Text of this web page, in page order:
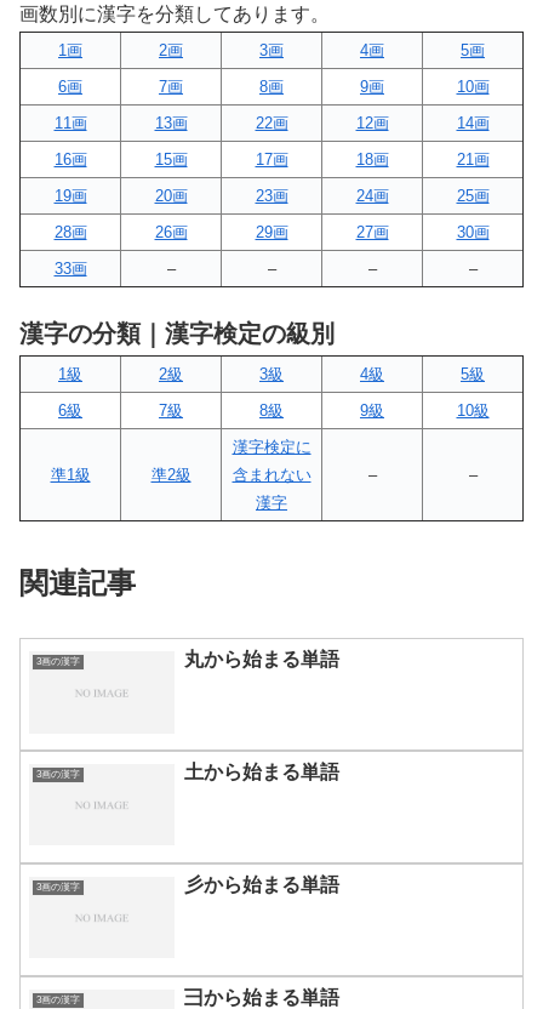
画数別に漢字を分類してあります。
1画 2画 3画 4画
5画
6画
7画 8画 9画
10画
11画
13画 22画 12画
14画
16画
15画 17画 18画
21画
19画
20画 23画 24画
25画
28画
26画 29画 27画
30画
33画
– – – –
漢字の分類｜漢字検定の級別
1級 2級 3級 4級
5級
6級
7級 8級 9級 10級
準1級 準2級
漢字検定に
含まれない
漢字
– –
関連記事
3画の漢字 丸から始まる単語
3画の漢字 土から始まる単語
3画の漢字 彡から始まる単語
3画の漢字 彐から始まる単語